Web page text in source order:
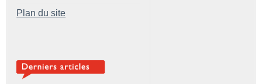
Plan du site